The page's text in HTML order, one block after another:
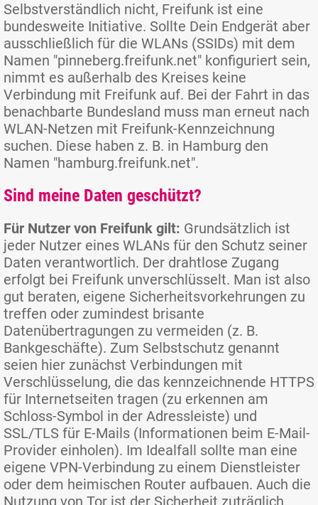
Selbstverständlich nicht, Freifunk ist eine
bundesweite Initiative. Sollte Dein Endgerät aber
ausschließlich für die WLANs (SSIDs) mit dem
Namen "pinneberg.freifunk.net" konfiguriert sein,
nimmt es außerhalb des Kreises keine
Verbindung mit Freifunk auf. Bei der Fahrt in das
benachbarte Bundesland muss man erneut nach
WLAN-Netzen mit Freifunk-Kennzeichnung
suchen. Diese haben z. B. in Hamburg den
Namen "hamburg.freifunk.net".
Sind meine Daten geschützt?
Für Nutzer von Freifunk gilt: Grundsätzlich ist
jeder Nutzer eines WLANs für den Schutz seiner
Daten verantwortlich. Der drahtlose Zugang
erfolgt bei Freifunk unverschlüsselt. Man ist also
gut beraten, eigene Sicherheitsvorkehrungen zu
treffen oder zumindest brisante
Datenübertragungen zu vermeiden (z. B.
Bankgeschäfte). Zum Selbstschutz genannt
seien hier zunächst Verbindungen mit
Verschlüsselung, die das kennzeichnende HTTPS
für Internetseiten tragen (zu erkennen am
Schloss-Symbol in der Adressleiste) und
SSL/TLS für E-Mails (Informationen beim E-Mail-
Provider einholen). Im Idealfall sollte man eine
eigene VPN-Verbindung zu einem Dienstleister
oder dem heimischen Router aufbauen. Auch die
Nutzung von Tor ist der Sicherheit zuträglich.